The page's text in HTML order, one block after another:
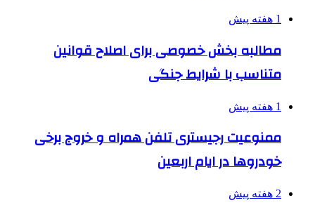
1 هفته پیش
مطالبه بخش خصوصی برای اصلاح قوانین
متناسب با شرایط جنگی
1 هفته پیش
ممنوعیت رجیستری تلفن همراه و خروج برخی
خودروها در ایام اربعین
2 هفته پیش